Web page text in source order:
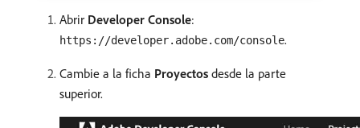
Abrir Developer Console:
https://developer.adobe.com/console.
Cambie a la ficha Proyectos desde la parte
superior.